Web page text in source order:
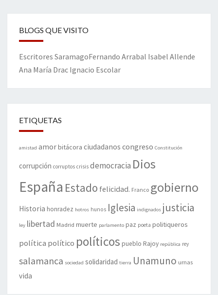
BLOGS QUE VISITO
Escritores SaramagoFernando Arrabal Isabel Allende
Ana María Drac Ignacio Escolar
ETIQUETAS
amistad amorbitácora ciudadanos congreso Constitución
corrupción corruptos crisis democracia Dios
España Estado felicidad. Franco gobierno
Historia honradez hotros hunos Iglesia indignados justicia
ley libertad Madrid muerte parlamento paz poeta politiqueros
política político políticos pueblo Rajoy república rey
salamanca sociedad solidaridad tierra Unamuno urnas
vida